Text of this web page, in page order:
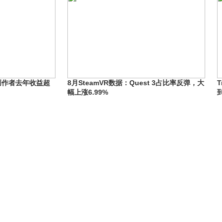
者去年收益超
8月SteamVR数据：Quest 3占比率反弹，大
幅上涨6.99%